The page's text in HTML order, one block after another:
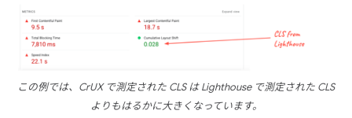
この例では、CrUX で測定された CLS は Lighthouse で測定された CLS
よりもはるかに大きくなっています。